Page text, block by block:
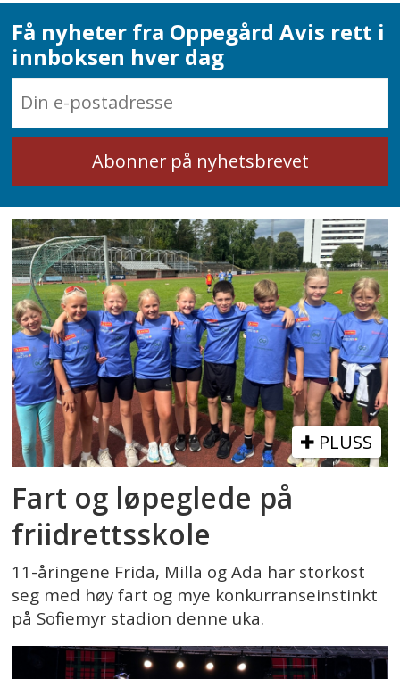
Få nyheter fra Oppegård Avis rett i
innboksen hver dag
PLUSS
Fart og løpeglede på
friidrettsskole
11-åringene Frida, Milla og Ada har storkost
seg med høy fart og mye konkurranseinstinkt
på Sofiemyr stadion denne uka.